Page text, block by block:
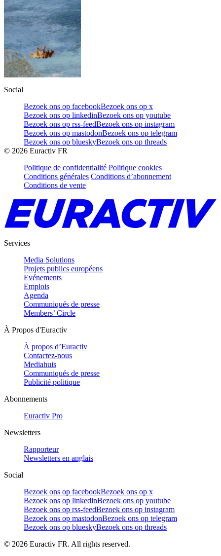
Social
Bezoek ons op facebookBezoek ons op x
Bezoek ons op linkedinBezoek ons op youtube
Bezoek ons op rss-feedBezoek ons op instagram
Bezoek ons op mastodonBezoek ons op telegram
Bezoek ons op blueskyBezoek ons op threads
© 2026 Euractiv FR
Politique de confidentialité Politique cookies
Conditions générales Conditions d’abonnement
Conditions de vente
Services
Media Solutions
Projets publics européens
Evénements
Emplois
Agenda
Communiqués de presse
Members’ Circle
À Propos d'Euractiv
À propos d’Euractiv
Contactez-nous
Mediahuis
Communiqués de presse
Publicité politique
Abonnements
Euractiv Pro
Newsletters
Rapporteur
Newsletters en anglais
Social
Bezoek ons op facebookBezoek ons op x
Bezoek ons op linkedinBezoek ons op youtube
Bezoek ons op rss-feedBezoek ons op instagram
Bezoek ons op mastodonBezoek ons op telegram
Bezoek ons op blueskyBezoek ons op threads
© 2026 Euractiv FR. All rights reserved.